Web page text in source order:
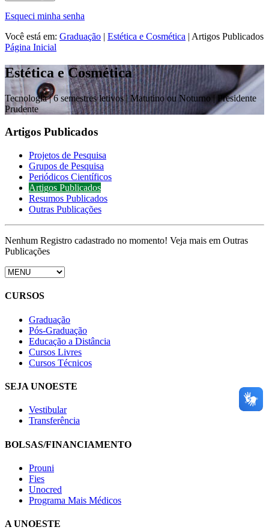
Esqueci minha senha
Você está em: Graduação | Estética e Cosmética | Artigos Publicados
Página Inicial
Estética e Cosmética
Tecnologia |6 semestres letivos | Matutino ou Noturno | Presidente
Prudente
Artigos Publicados
Projetos de Pesquisa
Grupos de Pesquisa
Periódicos Científicos
Artigos Publicados
Resumos Publicados
Outras Publicações
Nenhum Registro cadastrado no momento! Veja mais em Outras
Publicações
CURSOS
Graduação
Pós-Graduação
Educação a Distância
Cursos Livres
Cursos Técnicos
SEJA UNOESTE
Vestibular
Transferência
BOLSAS/FINANCIAMENTO
Prouni
Fies
Unocred
Programa Mais Médicos
A UNOESTE